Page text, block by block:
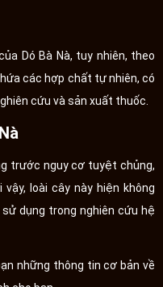
Dó Bà Nà, tuy nhiên, theo
các hợp chất tự nhiên, có
cứu và sản xuất thuốc.
trước nguy cơ tuyệt chủng,
loài cây này hiện không
dụng trong nghiên cứu hệ
những thông tin cơ bản về